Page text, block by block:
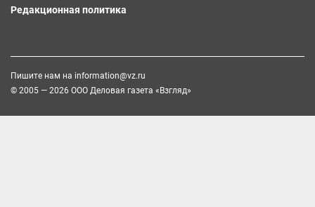
Редакционная политика
Пишите нам на information@vz.ru
© 2005 — 2026 ООО Деловая газета «Взгляд»